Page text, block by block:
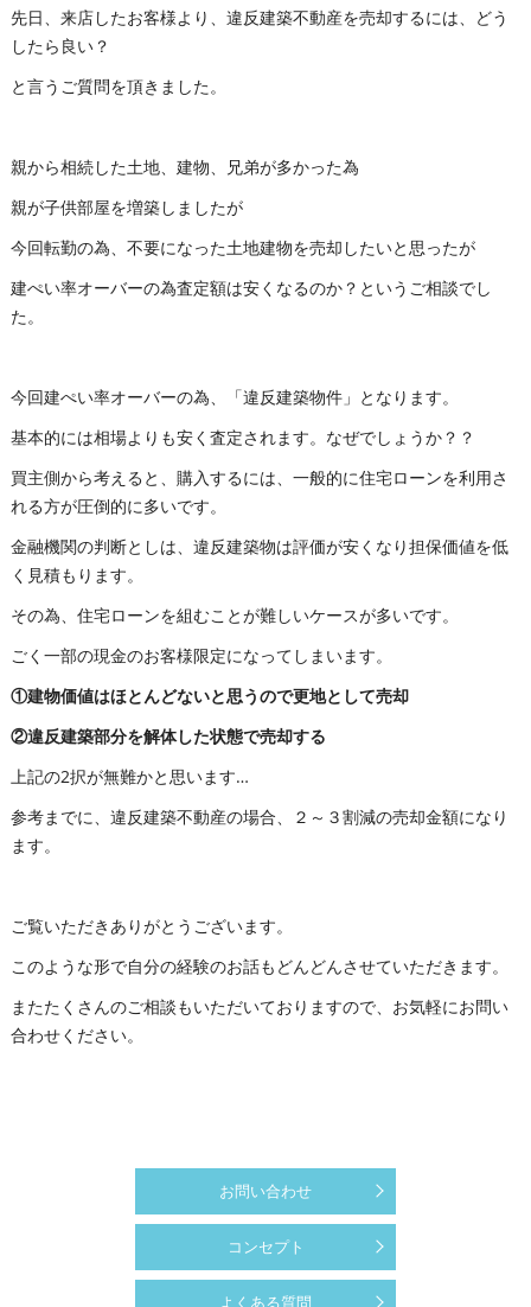
先日、来店したお客様より、違反建築不動産を売却するには、どう
したら良い？
と言うご質問を頂きました。
親から相続した土地、建物、兄弟が多かった為
親が子供部屋を増築しましたが
今回転勤の為、不要になった土地建物を売却したいと思ったが
建ぺい率オーバーの為査定額は安くなるのか？というご相談でし
た。
今回建ぺい率オーバーの為、「違反建築物件」となります。
基本的には相場よりも安く査定されます。なぜでしょうか？？
買主側から考えると、購入するには、一般的に住宅ローンを利用さ
れる方が圧倒的に多いです。
金融機関の判断としは、違反建築物は評価が安くなり担保価値を低
く見積もります。
その為、住宅ローンを組むことが難しいケースが多いです。
ごく一部の現金のお客様限定になってしまいます。
①建物価値はほとんどないと思うので更地として売却
②違反建築部分を解体した状態で売却する
上記の2択が無難かと思います…
参考までに、違反建築不動産の場合、２～３割減の売却金額になり
ます。
ご覧いただきありがとうございます。
このような形で自分の経験のお話もどんどんさせていただきます。
またたくさんのご相談もいただいておりますので、お気軽にお問い
合わせください。
お問い合わせ
コンセプト
よくある質問